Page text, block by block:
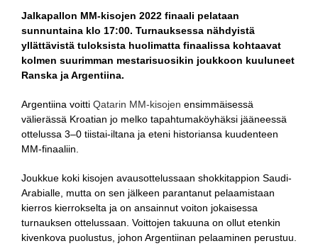
Jalkapallon MM-kisojen 2022 finaali pelataan
sunnuntaina klo 17:00. Turnauksessa nähdyistä
yllättävistä tuloksista huolimatta finaalissa kohtaavat
kolmen suurimman mestarisuosikin joukkoon kuuluneet
Ranska ja Argentiina.
Argentiina voitti Qatarin MM-kisojen ensimmäisessä
välierässä Kroatian jo melko tapahtumaköyhäksi jääneessä
ottelussa 3–0 tiistai-iltana ja eteni historiansa kuudenteen
MM-finaaliin.
Joukkue koki kisojen avausottelussaan shokkitappion Saudi-
Arabialle, mutta on sen jälkeen parantanut pelaamistaan
kierros kierrokselta ja on ansainnut voiton jokaisessa
turnauksen ottelussaan. Voittojen takuuna on ollut etenkin
kivenkova puolustus, johon Argentiinan pelaaminen perustuu.